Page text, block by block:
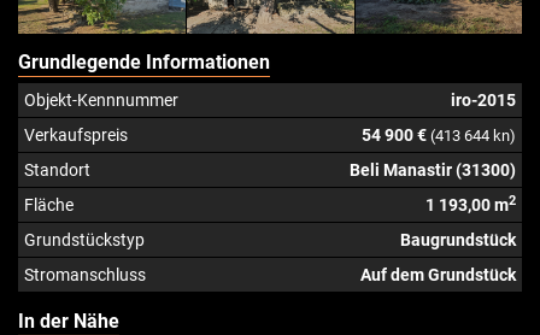
Grundlegende Informationen
Objekt-Kennnummer
iro-2015
Verkaufspreis
54 900 € (413 644 kn)
Standort
Beli Manastir (31300)
Fläche
1 193,00 m2
Grundstückstyp
Baugrundstück
Stromanschluss
Auf dem Grundstück
In der Nähe